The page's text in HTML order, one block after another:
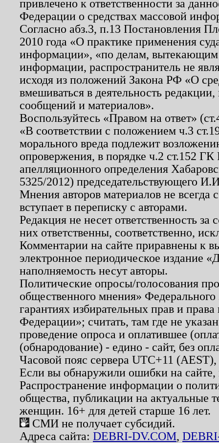
привлечено к ответственности за
Федерации о средствах массовой
Согласно абз.3, п.13 Постановления
2010 года «О практике применения
информации», «по делам, вытекающим
информации, распространитель не
исходя из положений Закона РФ «О
вмешиваться в деятельность
сообщений и материалов».
Воспользуйтесь «Правом на ответ»
«В соответствии с положением ч.3
морального вреда подлежит
опровержения, в порядке ч.2 ст.152
апелляционного определения
5325/2012) председательствующего
Мнения авторов материалов не
вступает в переписку с авторами.
Редакция не несет ответственность
них ответственны, соответственно,
Комментарии на сайте приравнены к
электронное периодическое издание
наполняемость несут авторы.
Политические опросы/голосования
общественного мнения»
гарантиях избирательных прав и
Федерации»; считать, там где не
проведение опроса и оплатившее
(обнародование) - едино - сайт, без
Часовой пояс сервера UTC+11
Если вы обнаружили ошибки на
Распространение информации о
общества, публикации на актуальные
женщин. 16+ для детей старше 16 лет.
СМИ не получает субсидий.
Адреса сайта: DEBRI-DV.COM,